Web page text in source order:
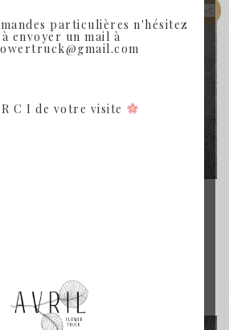
particulières n'hésitez
à envoyer un mail à
C I de votre visite